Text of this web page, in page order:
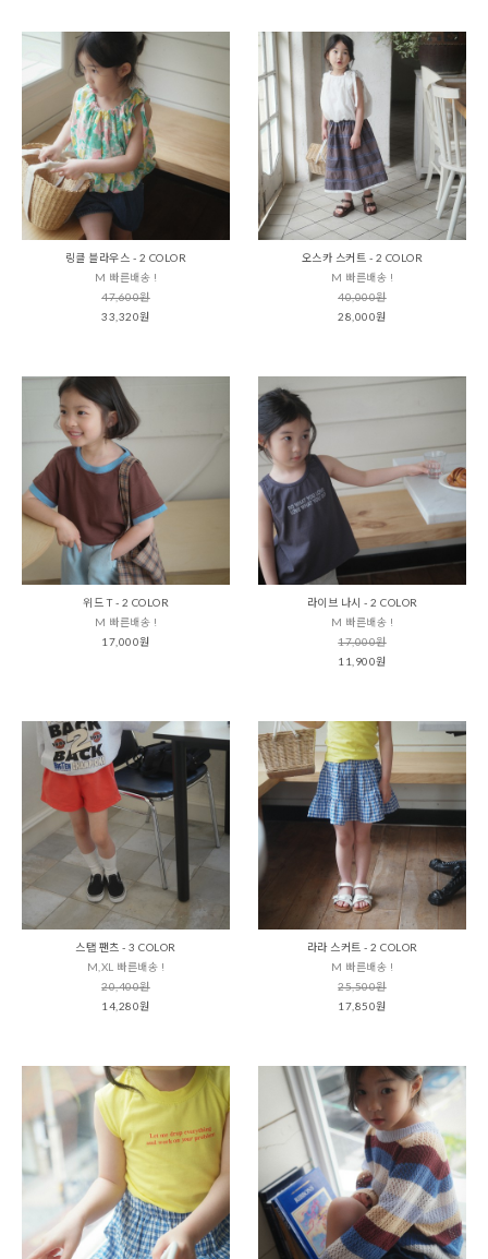
링클 블라우스 - 2 COLOR
M 빠른배송 !
47,600원
33,320원
오스카 스커트 - 2 COLOR
M 빠른배송 !
40,000원
28,000원
위드 T - 2 COLOR
M 빠른배송 !
17,000원
라이브 나시 - 2 COLOR
M 빠른배송 !
17,000원
11,900원
스탭 팬츠 - 3 COLOR
M,XL 빠른배송 !
20,400원
14,280원
라라 스커트 - 2 COLOR
M 빠른배송 !
25,500원
17,850원